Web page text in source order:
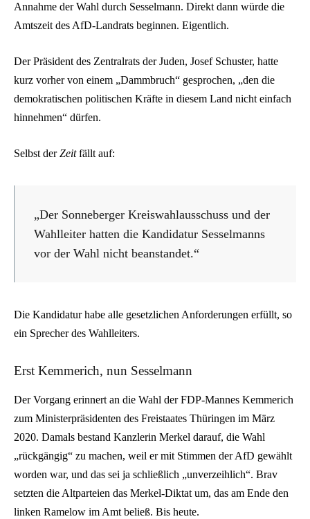
Annahme der Wahl durch Sesselmann. Direkt dann würde die
Amtszeit des AfD-Landrats beginnen. Eigentlich.
Der Präsident des Zentralrats der Juden, Josef Schuster, hatte
kurz vorher von einem „Dammbruch“ gesprochen, „den die
demokratischen politischen Kräfte in diesem Land nicht einfach
hinnehmen“ dürfen.
Selbst derZeitfällt auf:
„Der Sonneberger Kreiswahlausschuss und der
Wahlleiter hatten die Kandidatur Sesselmanns
vor der Wahl nicht beanstandet.“
Die Kandidatur habe alle gesetzlichen Anforderungen erfüllt, so
ein Sprecher des Wahlleiters.
Erst Kemmerich, nun Sesselmann
Der Vorgang erinnert an die Wahl der FDP-Mannes Kemmerich
zum Ministerpräsidenten des Freistaates Thüringen im März
2020. Damals bestand Kanzlerin Merkel darauf, die Wahl
„rückgängig“ zu machen, weil er mit Stimmen der AfD gewählt
worden war, und das sei ja schließlich „unverzeihlich“. Brav
setzten die Altparteien das Merkel-Diktat um, das am Ende den
linken Ramelow im Amt beließ. Bis heute.